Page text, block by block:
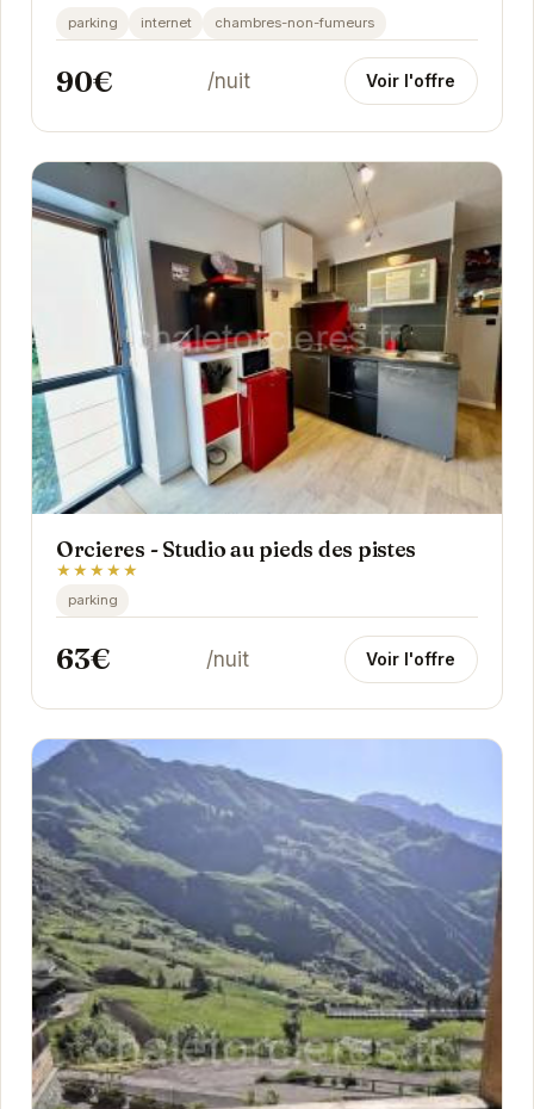
parking internet chambres-non-fumeurs
90€ /nuit Voir l'offre
Orcieres - Studio au pieds des pistes
★★★★★
parking
63€ /nuit Voir l'offre